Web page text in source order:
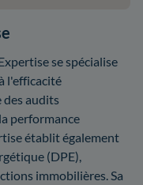
se spécialise
l'efficacité
des audits
performance
établit également
(DPE),
immobilières. Sa